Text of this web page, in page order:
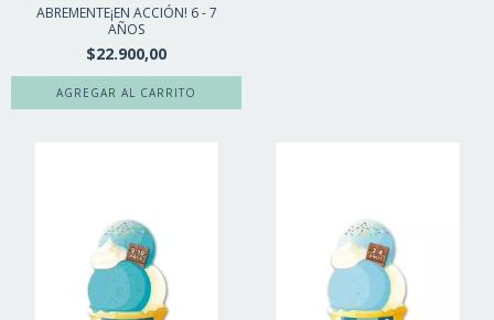
ABREMENTE¡EN ACCIÓN! 6 - 7
AÑOS
$22.900,00